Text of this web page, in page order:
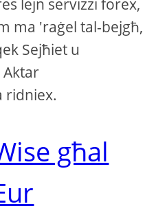
lejn servizzi forex,
ma 'raġel tal-bejgħ,
Sejħiet u
Aktar
ridniex.
għal